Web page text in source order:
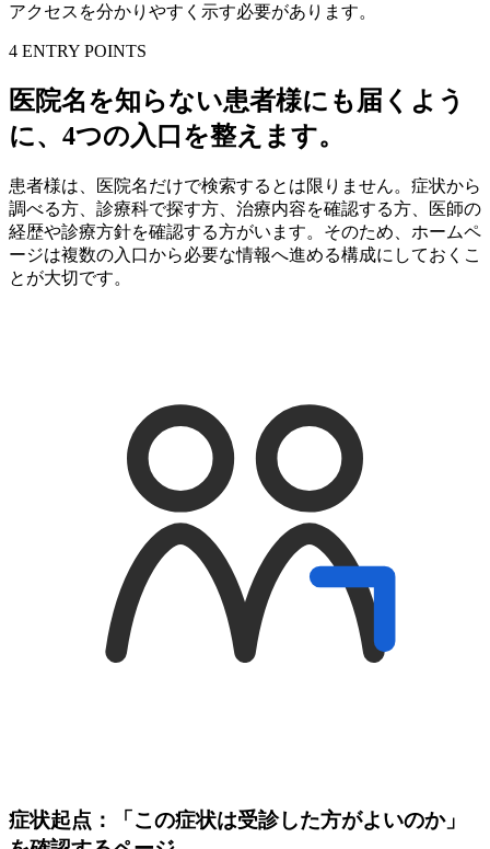
アクセスを分かりやすく示す必要があります。
4 ENTRY POINTS
医院名を知らない患者様にも届くよう
に、4つの入口を整えます。
患者様は、医院名だけで検索するとは限りません。症状から
調べる方、診療科で探す方、治療内容を確認する方、医師の
経歴や診療方針を確認する方がいます。そのため、ホームペ
ージは複数の入口から必要な情報へ進める構成にしておくこ
とが大切です。
症状起点：「この症状は受診した方がよいのか」